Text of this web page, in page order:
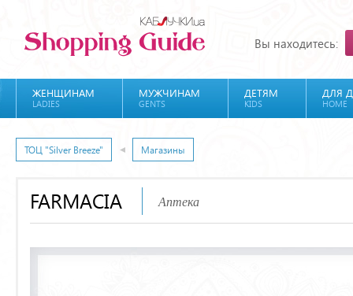
Вы находитесь:
ЖЕНЩИНАМ
LADIES
МУЖЧИНАМ
GENTS
ДЕТЯМ
KIDS
ДЛЯ
HOME
ТОЦ "Silver Breeze" Магазины
FARMACIA Аптека